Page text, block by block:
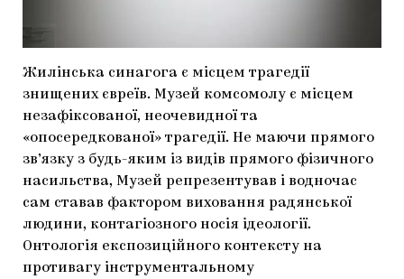
Жилінська синагога є місцем трагедії
знищених євреїв. Музей комсомолу є місцем
незафіксованої, неочевидної та
«опосередкованої» трагедії. Не маючи прямого
зв’язку з будь-яким із видів прямого фізичного
насильства, Музей репрезентував і водночас
сам ставав фактором виховання радянської
людини, контагіозного носія ідеології.
Онтологія експозиційного контексту на
противагу інструментальному